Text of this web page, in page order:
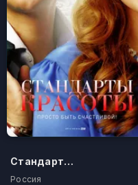
Стандарты красоты
Россия